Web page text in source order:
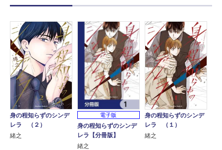
身の程知らずのシンデ
レラ （２）
緒之
電子版
身の程知らずのシンデ
レラ【分冊版】
緒之
身の程知らずのシンデ
レラ （１）
緒之